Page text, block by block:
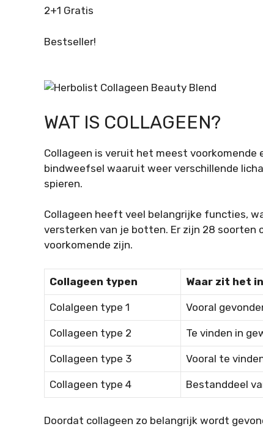
2+1 Gratis
Bestseller!
WAT IS COLLAGEEN?
Collageen is veruit het meest
bindweefsel waaruit weer verschillende
spieren.
Collageen heeft veel belangrijke functies,
versterken van je botten. Er zijn 28 soorten
voorkomende zijn.
Collageen typen Waar zit het
Colalgeen type 1 Vooral
Collageen type 2 Te vinden in
Collageen type 3 Vooral te
Collageen type 4 Bestanddeel
Doordat collageen zo belangrijk wordt